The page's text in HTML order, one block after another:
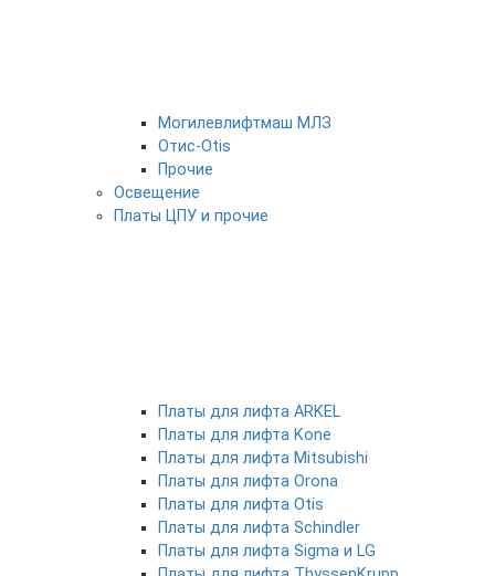
Могилевлифтмаш МЛЗ
Отис-Otis
Прочие
Освещение
Платы ЦПУ и прочие
Платы для лифта ARKEL
Платы для лифта Kone
Платы для лифта Mitsubishi
Платы для лифта Orona
Платы для лифта Otis
Платы для лифта Schindler
Платы для лифта Sigma и LG